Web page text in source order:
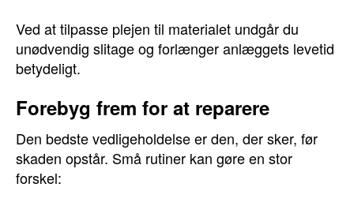
Ved at tilpasse plejen til materialet undgår du
unødvendig slitage og forlænger anlæggets levetid
betydeligt.
Forebyg frem for at reparere
Den bedste vedligeholdelse er den, der sker, før
skaden opstår. Små rutiner kan gøre en stor
forskel: